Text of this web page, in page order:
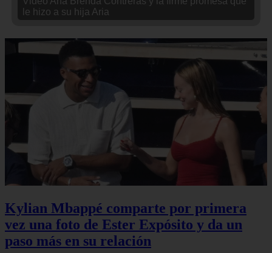
le hizo a su hija Aria
Kylian Mbappé comparte por primera
vez una foto de Ester Expósito y da un
paso más en su relación